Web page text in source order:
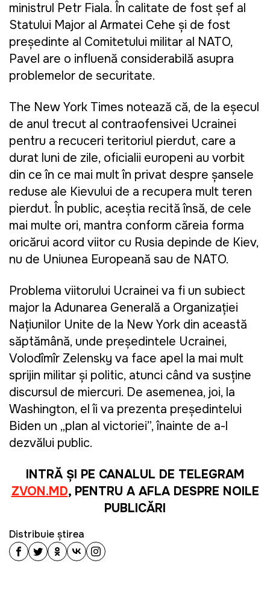
ministrul Petr Fiala. În calitate de fost șef al
Statului Major al Armatei Cehe și de fost
președinte al Comitetului militar al NATO,
Pavel are o influență considerabilă asupra
problemelor de securitate.
The New York Times notează că, de la eșecul
de anul trecut al contraofensivei Ucrainei
pentru a recuceri teritoriul pierdut, care a
durat luni de zile, oficialii europeni au vorbit
din ce în ce mai mult în privat despre șansele
reduse ale Kievului de a recupera mult teren
pierdut. În public, aceștia recită însă, de cele
mai multe ori, mantra conform căreia forma
oricărui acord viitor cu Rusia depinde de Kiev,
nu de Uniunea Europeană sau de NATO.
Problema viitorului Ucrainei va fi un subiect
major la Adunarea Generală a Organizației
Națiunilor Unite de la New York din această
săptămână, unde președintele Ucrainei,
Volodîmîr Zelensky va face apel la mai mult
sprijin militar și politic, atunci când va susține
discursul de miercuri. De asemenea, joi, la
Washington, el îi va prezenta președintelui
Biden un „plan al victoriei”, înainte de a-l
dezvălui public.
INTRĂ ȘI PE CANALUL DE TELEGRAM
ZVON.MD, PENTRU A AFLA DESPRE NOILE
PUBLICĂRI
Distribuie știrea